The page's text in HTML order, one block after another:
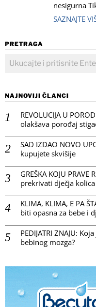
nesigurna
SAZNAJTE
PRETRAGA
NAJNOVIJI ČLANCI
REVOLUCIJA U
olakšava porođaj
SAD IZDAO NOVO
kupujete skvišije
GREŠKA KOJU
prekrivati dječja
KLIMA, KLIMA, E PA
biti opasna za bebe i
PEDIJATRI ZNAJU:
bebinog mozga?